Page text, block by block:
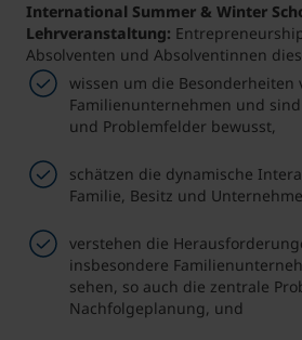
International Summer & Winter
Lehrveranstaltung:
Absolventen und Absolventinnen
wissen um die Besonderheiten
Familienunternehmen und
und Problemfelder bewusst,
schätzen die dynamische
Familie, Besitz und
verstehen die
insbesondere
sehen, so auch die zentrale
Nachfolgeplanung, und